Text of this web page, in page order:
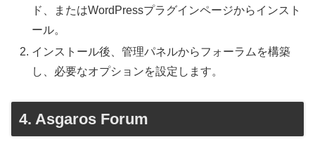
ド、またはWordPressプラグインページからインスト
ール。
インストール後、管理パネルからフォーラムを構築
し、必要なオプションを設定します。
4. Asgaros Forum